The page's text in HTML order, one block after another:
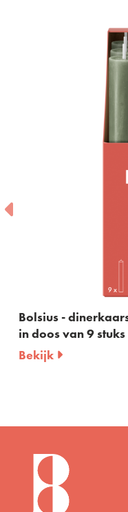
- 23cm - olijfgroen -